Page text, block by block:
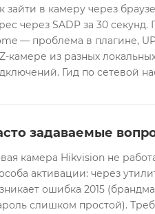
зайти в камеру через
через SADP за 30
— проблема в плагине,
камере из разных
Гид по сетевой
задаваемые
камера Hikvision не
активации: через
ошибка 2015
слишком простой).